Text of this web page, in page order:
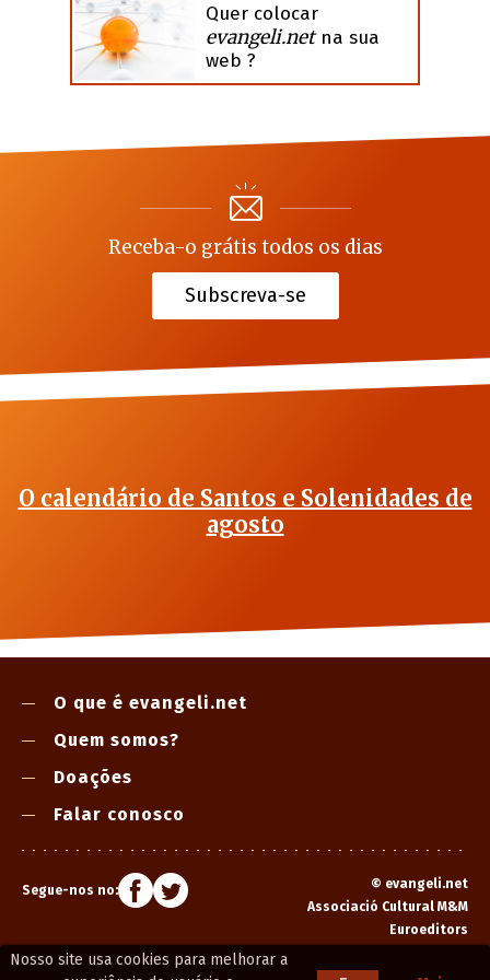
Nosso site usa cookies para melhorar a
Quer colocar
evangeli.netna sua
web ?
Receba-o grátis todos os dias
Subscreva-se
O calendário de Santos e Solenidades de
agosto
O que é evangeli.net
Quem somos?
Doações
Falar conosco
Segue-nos no: © evangeli.net
Associació Cultural M&M
Euroeditors